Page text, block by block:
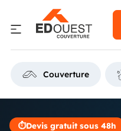
Couverture
⏱Devis gratuit sous 48h